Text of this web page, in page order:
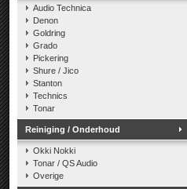
Audio Technica
Denon
Goldring
Grado
Pickering
Shure / Jico
Stanton
Technics
Tonar
Reiniging / Onderhoud
Okki Nokki
Tonar / QS Audio
Overige